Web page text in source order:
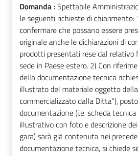
Domanda : Spettabile
le seguenti richieste di chiarimento:
confermare che possano essere
originale anche le dichiarazioni di
prodotti presentati rese dal relativo
sede in Paese estero. 2) Con
della documentazione tecnica
illustrato del materiale oggetto
commercializzato dalla Ditta”),
documentazione (i.e. scheda
illustrativo con foto e descrizione
gara) sarà già contenuta nei
documentazione tecnica, si chiede